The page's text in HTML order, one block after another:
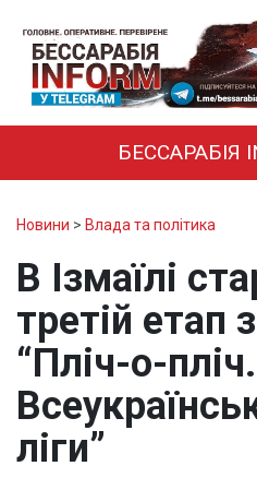
БЕССАРАБІЯ
Новини > Влада та політика
В Ізмаїлі
третій етап
“Пліч-о-пліч.
ліги”